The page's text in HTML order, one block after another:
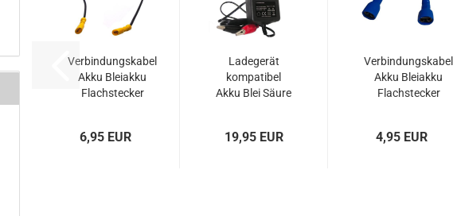
Verbindungskabel
Akku Bleiakku
Flachstecker
200 mm
6,95 EUR
Ladegerät
kompatibel
Akku Blei Säure
Batterie 6Volt
19,95 EUR
Verbindungskabel
Akku Bleiakku
Flachstecker
mm
4,95 EUR